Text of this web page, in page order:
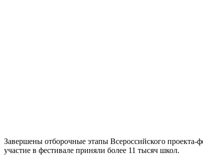
Завершены отборочные этапы Всероссийского проекта-
участие в фестивале приняли более 11 тысяч школ.